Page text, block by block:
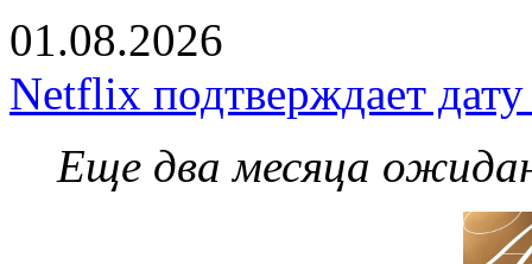
01.08.2026
Netflix подтверждает
Еще два месяца